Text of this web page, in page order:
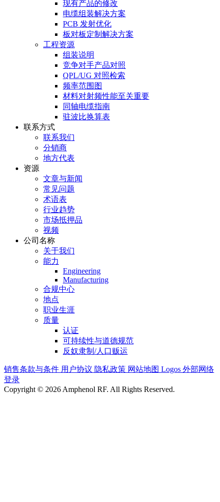
现有产品的修改
电缆组装解决方案
PCB 发射优化
板对板定制解决方案
工程资源
组装说明
竞争对手产品对照
QPL/UG 对照检索
频率范围图
材料对射频性能至关重要
同轴电缆指南
驻波比换算表
联系方式
联系我们
分销商
地方代表
资源
文章与新闻
常见问题
术语表
行业趋势
市场抵押品
视频
公司名称
关于我们
能力
Engineering
Manufacturing
合规中心
地点
职业生涯
质量
认证
可持续性与道德规范
反奴隶制/人口贩运
销售条款与条件 用户协议 隐私政策 网站地图 Logos 外部网络
登录
Copyright © 2026 Amphenol RF. All Rights Reserved.